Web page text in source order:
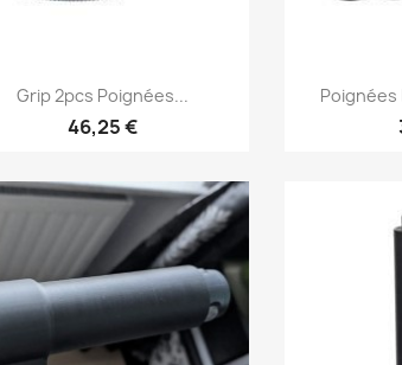
Aperçu rapide
Grip 2pcs Poignées...
46,25 €

Poignées